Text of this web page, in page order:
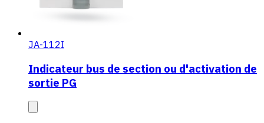
JA-112I
Indicateur bus de section ou d'activation de
sortie PG